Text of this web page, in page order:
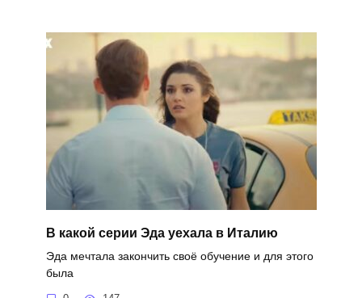
В какой серии Эда уехала в Италию
Эда мечтала закончить своё обучение и для этого
была